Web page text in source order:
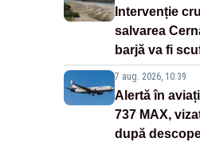
Intervenție
salvarea
barjă va fi
7 aug. 2026, 10:39
Alertă în
737 MAX,
după